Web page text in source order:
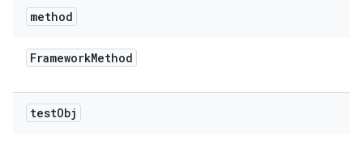
method
FrameworkMethod
testObj